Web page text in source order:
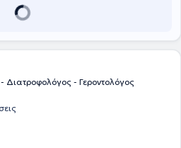
Διατροφολόγος - Γεροντολόγος